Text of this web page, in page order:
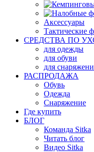
Аксессуары
Тактические
СРЕДСТВА ПО
для одежды
для обуви
для
РАСПРОДАЖА
Обувь
Одежда
Снаряжение
Где купить
БЛОГ
Команда Sitka
Читать блог
Видео Sitka